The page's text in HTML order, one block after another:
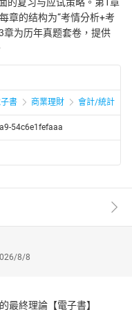
章的结构为“考情分析+考
章为历年真题套卷，提供
書 商業理財 會計/統計
54c6e1fefaaa
8/8
最終理論【電子書】